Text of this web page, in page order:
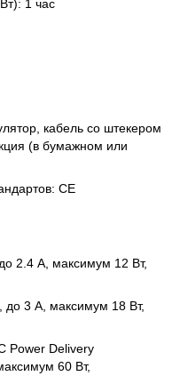
1 час
кабель со штекером
(в бумажном или
CE
2.4 А, максимум 12 Вт,
до 3 А, максимум 18 Вт,
Power Delivery
60 Вт,